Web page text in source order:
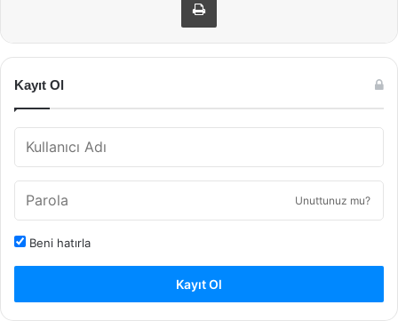
Kayıt Ol
Unuttunuz mu?
Beni hatırla
Kayıt Ol